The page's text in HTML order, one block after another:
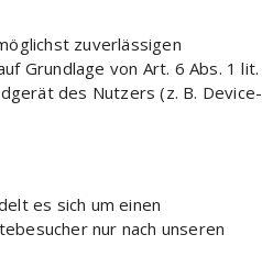
zuverlässigen
Grundlage von Art. 6 Abs. 1 lit.
des Nutzers (z. B. Device-
es sich um einen
nur nach unseren